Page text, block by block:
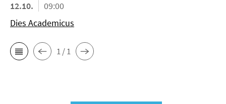
12.10.
09:00
Dies Academicus
1 / 1